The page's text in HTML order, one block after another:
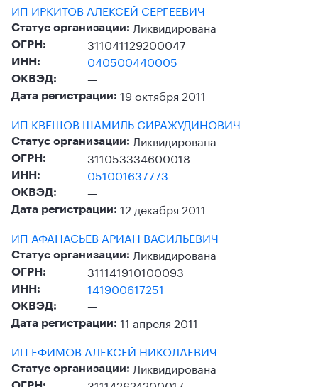
ИП ИРКИТОВ АЛЕКСЕЙ СЕРГЕЕВИЧ
Статус организации: Ликвидирована
ОГРН: 311041129200047
ИНН: 040500440005
ОКВЭД: —
Дата регистрации: 19 октября 2011
ИП КВЕШОВ ШАМИЛЬ СИРАЖУДИНОВИЧ
Статус организации: Ликвидирована
ОГРН: 311053334600018
ИНН: 051001637773
ОКВЭД: —
Дата регистрации: 12 декабря 2011
ИП АФАНАСЬЕВ АРИАН ВАСИЛЬЕВИЧ
Статус организации: Ликвидирована
ОГРН: 311141910100093
ИНН: 141900617251
ОКВЭД: —
Дата регистрации: 11 апреля 2011
ИП ЕФИМОВ АЛЕКСЕЙ НИКОЛАЕВИЧ
Статус организации: Ликвидирована